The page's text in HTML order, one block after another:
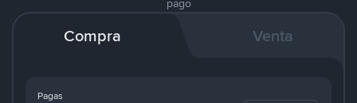
pago
Compra Venta
Pagas